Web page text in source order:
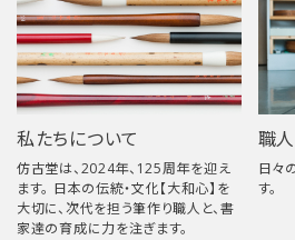
私たちについて
仿古堂は、2024年、125周年を迎え
ます。 日本の伝統・文化【大和心】を
大切に、次代を担う筆作り職人と、書
家達の育成に力を注ぎます。
職
日々
す。